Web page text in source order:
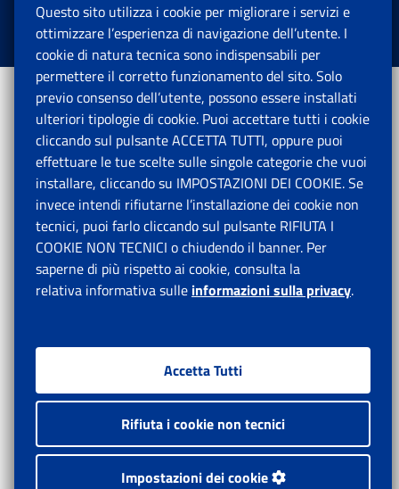
Istituto Nazionale Previdenza Sociale.
Tutti i diritti riservati.
Questo sito utilizza i cookie per migliorare i servizi e
ottimizzare l’esperienza di navigazione dell’utente. I
cookie di natura tecnica sono indispensabili per
permettere il corretto funzionamento del sito. Solo
previo consenso dell’utente, possono essere installati
ulteriori tipologie di cookie. Puoi accettare tutti i cookie
cliccando sul pulsante ACCETTA TUTTI, oppure puoi
effettuare le tue scelte sulle singole categorie che vuoi
installare, cliccando su IMPOSTAZIONI DEI COOKIE. Se
invece intendi rifiutarne l’installazione dei cookie non
tecnici, puoi farlo cliccando sul pulsante RIFIUTA I
COOKIE NON TECNICI o chiudendo il banner. Per
saperne di più rispetto ai cookie, consulta la
relativa informativa sulle informazioni sulla privacy.
Accetta Tutti
Rifiuta i cookie non tecnici
Impostazioni dei cookie